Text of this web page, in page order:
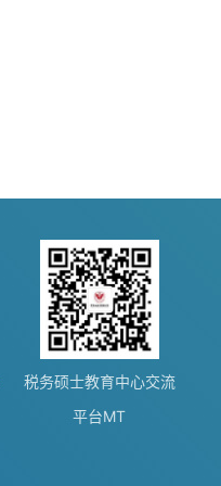
税务硕士教育中心交流
平台MT